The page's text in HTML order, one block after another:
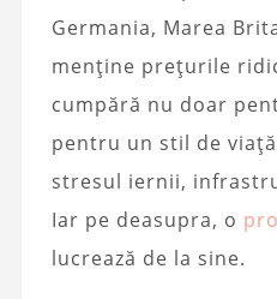
Germania, Marea
menține prețurile
cumpără nu doar
pentru un stil de
stresul iernii,
Iar pe deasupra, o
lucrează de la sine.